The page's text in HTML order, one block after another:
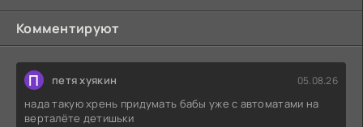
Комментируют
П петя хуякин 05.08.26
нада такую хрень придумать бабы уже с автоматами на
верталёте детишьки